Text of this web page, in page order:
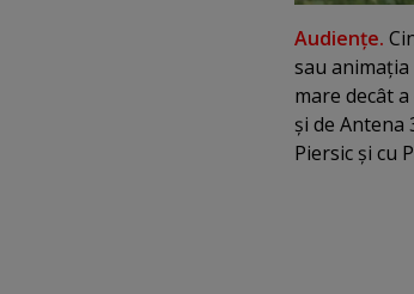
Audienţe.
sau animaţia
mare decât
şi de Antena
Piersic şi cu